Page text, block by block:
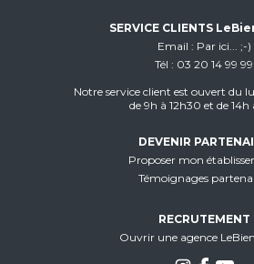
SERVICE CLIENTS
Email
Par ici... ;-)
Tél
03 20 14 99 99
Notre service client est ouvert du
de 9h à 12h30 et de 14h
DEVENIR
Proposer mon
Témoignages
RECRUTEMENT
Ouvrir une agence